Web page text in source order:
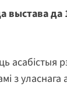
выстава да
асабістыя
з уласнага